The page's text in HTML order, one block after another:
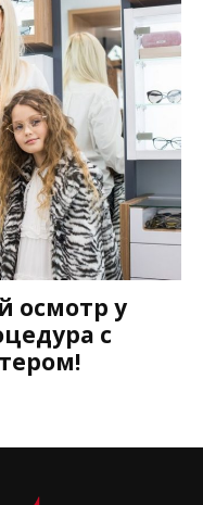
осмотр у
с